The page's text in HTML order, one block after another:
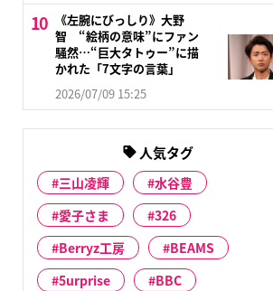
《左腕にびっしり》大野
智 “絵柄の意味”にファン
騒然…“巨大タトゥー”に描
かれた「7文字の言葉」
2026/07/09 15:25
人気タグ
三山凌輝
水谷豊
愛子さま
326
Berryz工房
BEAMS
5urprise
BBC